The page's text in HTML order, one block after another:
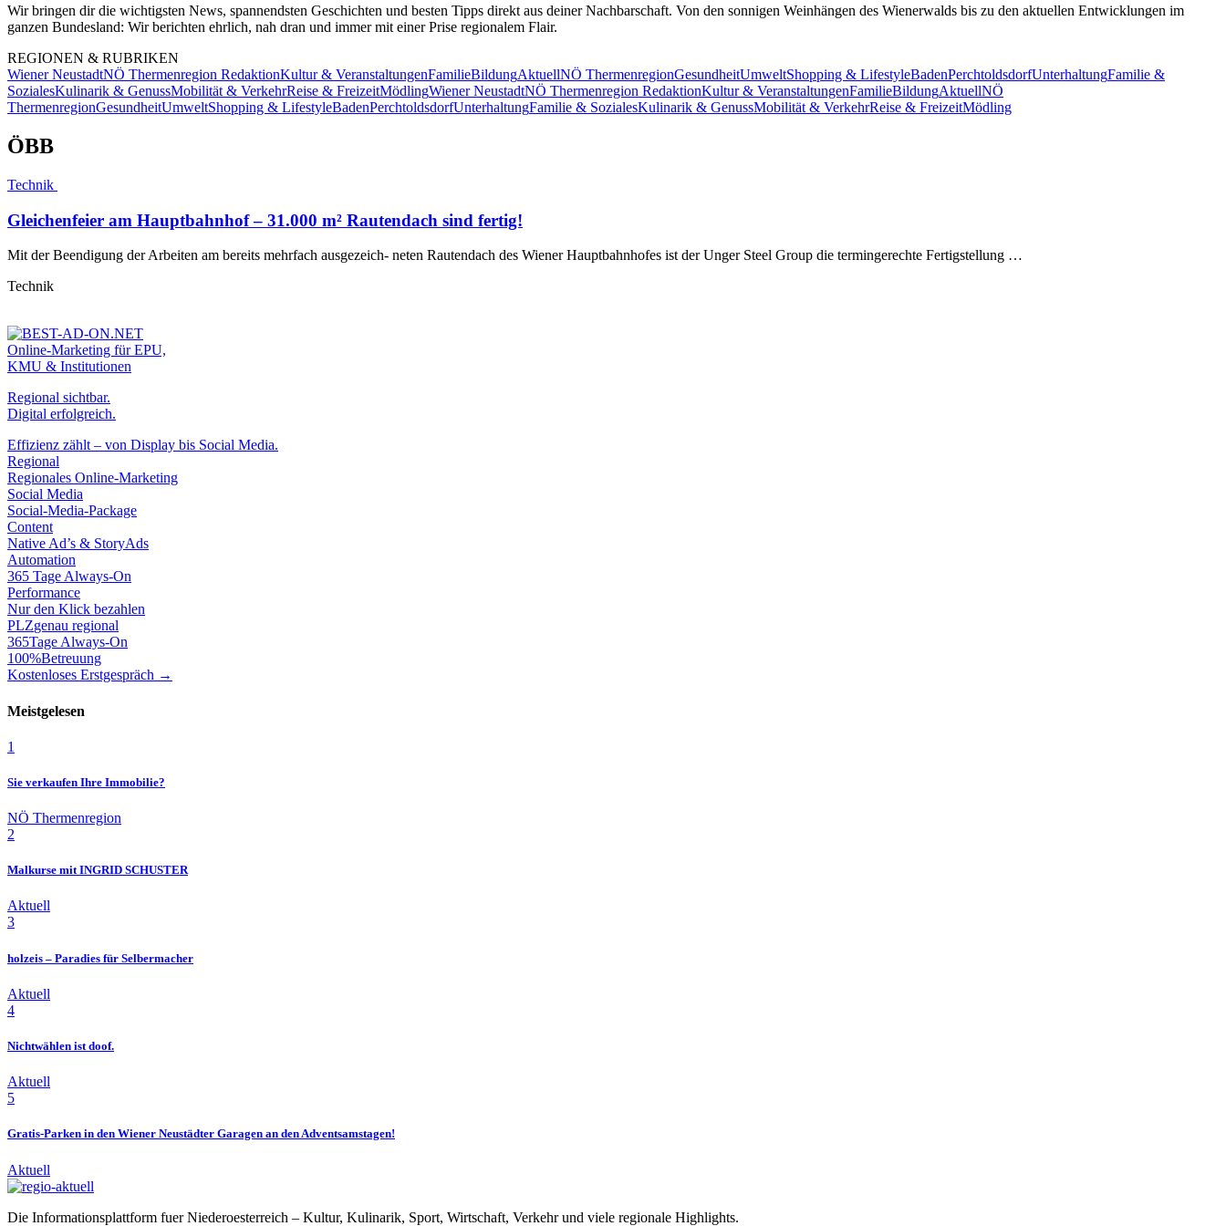
Wir bringen dir die wichtigsten News, spannendsten Geschichten und besten Tipps direkt aus deiner Nachbarschaft. Von den sonnigen Weinhängen des Wienerwalds bis zu den aktuellen Entwicklungen im
ganzen Bundesland: Wir berichten ehrlich, nah dran und immer mit einer Prise regionalem Flair.
REGIONEN & RUBRIKEN
Wiener NeustadtNÖ Thermenregion RedaktionKultur & VeranstaltungenFamilieBildungAktuellNÖ ThermenregionGesundheitUmweltShopping & LifestyleBadenPerchtoldsdorfUnterhaltungFamilie &
SozialesKulinarik & GenussMobilität & VerkehrReise & FreizeitMödlingWiener NeustadtNÖ Thermenregion RedaktionKultur & VeranstaltungenFamilieBildungAktuellNÖ
ThermenregionGesundheitUmweltShopping & LifestyleBadenPerchtoldsdorfUnterhaltungFamilie & SozialesKulinarik & GenussMobilität & VerkehrReise & FreizeitMödling
ÖBB
Technik
Gleichenfeier am Hauptbahnhof – 31.000 m² Rautendach sind fertig!
Mit der Beendigung der Arbeiten am bereits mehrfach ausgezeich- neten Rautendach des Wiener Hauptbahnhofes ist der Unger Steel Group die termingerechte Fertigstellung …
Technik
Online-Marketing für EPU,
KMU & Institutionen
Regional sichtbar.
Digital erfolgreich.
Effizienz zählt – von Display bis Social Media.
Regional
Regionales Online-Marketing
Social Media
Social-Media-Package
Content
Native Ad’s & StoryAds
Automation
365 Tage Always-On
Performance
Nur den Klick bezahlen
PLZgenau regional
365Tage Always-On
100%Betreuung
Kostenloses Erstgespräch →
Meistgelesen
1
Sie verkaufen Ihre Immobilie?
NÖ Thermenregion
2
Malkurse mit INGRID SCHUSTER
Aktuell
3
holzeis – Paradies für Selbermacher
Aktuell
4
Nichtwählen ist doof.
Aktuell
5
Gratis-Parken in den Wiener Neustädter Garagen an den Adventsamstagen!
Aktuell
Die Informationsplattform fuer Niederoesterreich – Kultur, Kulinarik, Sport, Wirtschaft, Verkehr und viele regionale Highlights.